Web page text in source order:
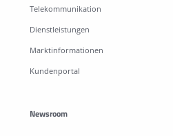
Telekommunikation
Dienstleistungen
Marktinformationen
Kundenportal
Newsroom